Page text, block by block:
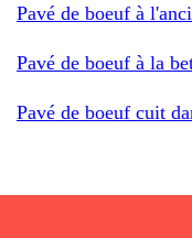
Pavé de boeuf à
Pavé de boeuf à la
Pavé de boeuf cuit